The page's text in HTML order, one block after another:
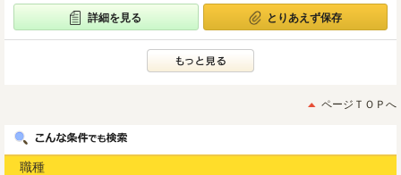
詳細を見る とりあえず保存
ページＴＯＰへ
職種